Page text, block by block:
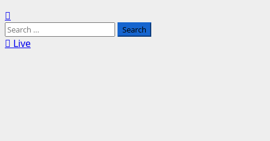
Search
for:Live